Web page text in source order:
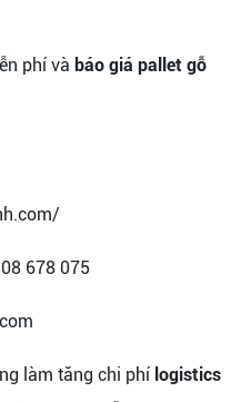
phí và báo giá pallet gỗ
678 075
làm tăng chi phí logistics